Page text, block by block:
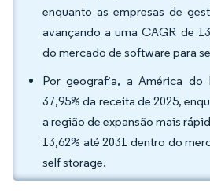
enquanto as empresas de
avançando a uma CAGR de
do mercado de software para
Por geografia, a América do
37,95% da receita de 2025,
a região de expansão mais
13,62% até 2031 dentro do
self storage.